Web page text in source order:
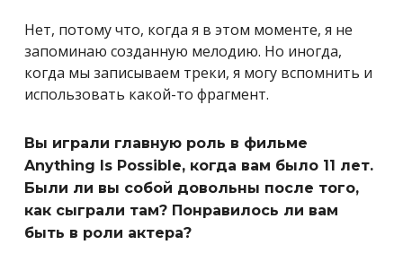
Нет, потому что, когда я в этом моменте, я не
запоминаю созданную мелодию. Но иногда,
когда мы записываем треки, я могу вспомнить и
использовать какой-то фрагмент.
Вы играли главную роль в фильме
Anything Is Possible, когда вам было 11 лет.
Были ли вы собой довольны после того,
как сыграли там? Понравилось ли вам
быть в роли актера?